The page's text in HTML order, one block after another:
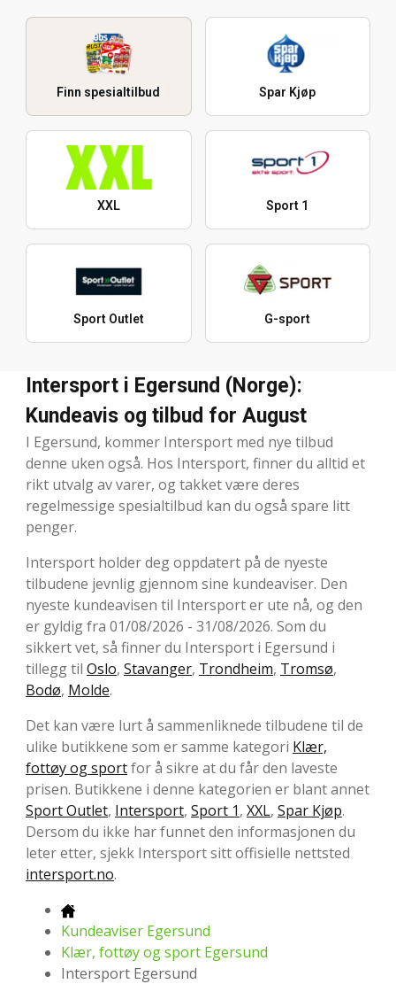
Finn spesialtilbud Spar Kjøp
XXL Sport 1
Sport Outlet G-sport
Intersport i Egersund (Norge):
Kundeavis og tilbud for August
I Egersund, kommer Intersport med nye tilbud
denne uken også. Hos Intersport, finner du alltid et
rikt utvalg av varer, og takket være deres
regelmessige spesialtilbud kan du også spare litt
penger.
Intersport holder deg oppdatert på de nyeste
tilbudene jevnlig gjennom sine kundeaviser. Den
nyeste kundeavisen til Intersport er ute nå, og den
er gyldig fra 01/08/2026 - 31/08/2026. Som du
sikkert vet, så finner du Intersport i Egersund i
tillegg til Oslo, Stavanger, Trondheim, Tromsø,
Bodø, Molde.
Det kan være lurt å sammenliknede tilbudene til de
ulike butikkene som er samme kategori Klær,
fottøy og sportfor å sikre at du får den laveste
prisen. Butikkene i denne kategorien er blant annet
Sport Outlet, Intersport, Sport 1, XXL, Spar Kjøp.
Dersom du ikke har funnet den informasjonen du
leter etter, sjekk Intersport sitt offisielle nettsted
intersport.no.
Kundeaviser Egersund
Klær, fottøy og sport Egersund
Intersport Egersund